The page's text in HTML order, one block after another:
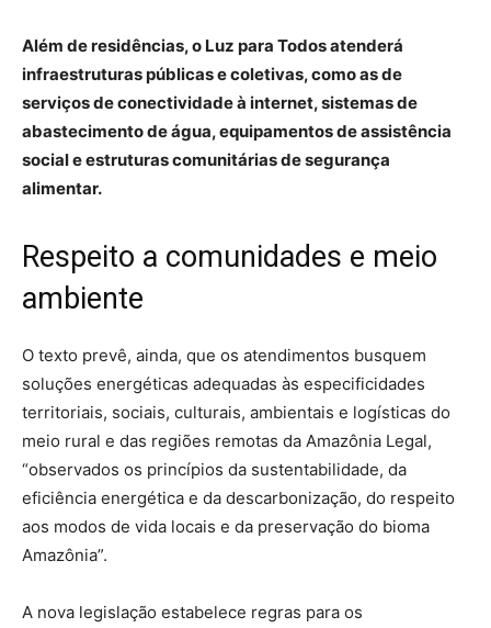
Além de residências, o Luz para Todos atenderá
infraestruturas públicas e coletivas, como as de
serviços de conectividade à internet, sistemas de
abastecimento de água, equipamentos de assistência
social e estruturas comunitárias de segurança
alimentar.
Respeito a comunidades e meio
ambiente
O texto prevê, ainda, que os atendimentos busquem
soluções energéticas adequadas às especificidades
territoriais, sociais, culturais, ambientais e logísticas do
meio rural e das regiões remotas da Amazônia Legal,
“observados os princípios da sustentabilidade, da
eficiência energética e da descarbonização, do respeito
aos modos de vida locais e da preservação do bioma
Amazônia”.
A nova legislação estabelece regras para os